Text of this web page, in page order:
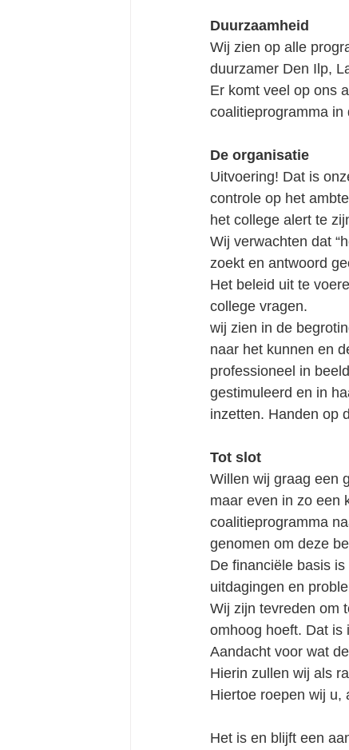
Duurzaamheid
Wij zien op alle
duurzamer Den Ilp,
Er komt veel op ons
coalitieprogramma in
De organisatie
Uitvoering! Dat is
controle op het
het college alert te
Wij verwachten dat
zoekt en antwoord
Het beleid uit te
college vragen.
wij zien in de
naar het kunnen en
professioneel in
gestimuleerd en in
inzetten. Handen op
Tot slot
Willen wij graag een
maar even in zo een
coalitieprogramma
genomen om deze
De financiële basis
uitdagingen en
Wij zijn tevreden om
omhoog hoeft. Dat is
Aandacht voor wat
Hierin zullen wij als
Hiertoe roepen wij u,
Het is en blijft een